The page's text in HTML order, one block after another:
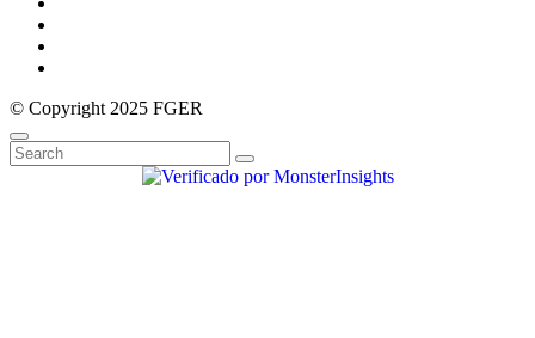
© Copyright 2025 FGER